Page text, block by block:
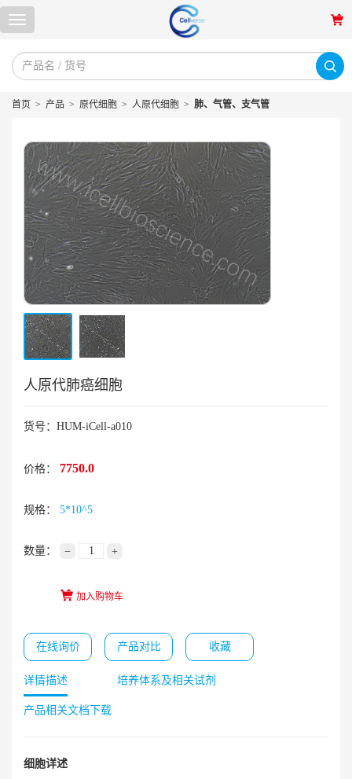
首页 > 产品 > 原代细胞 > 人原代细胞 > 肺、气管、支气管
人原代肺癌细胞
货号：HUM-iCell-a010
价格： 7750.0
规格： 5*10^5
数量： − +
加入购物车
在线询价 产品对比 收藏
详情描述 培养体系及相关试剂
产品相关文档下载
细胞详述